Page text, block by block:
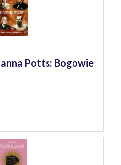
Potts: Bogowie